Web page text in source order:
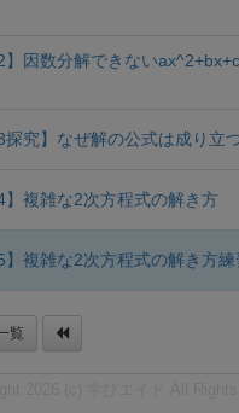
】因数分解できない
探究】なぜ解の公式は成り立
】複雑な2次方程式の解き方
】複雑な2次方程式の解き方練
覧